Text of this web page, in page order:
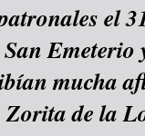
el
mucha
Zorita de la